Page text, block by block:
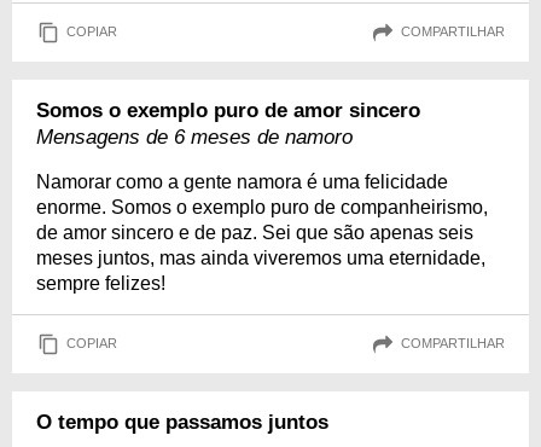
COPIAR COMPARTILHAR
Somos o exemplo puro de amor sincero
Mensagens de 6 meses de namoro
Namorar como a gente namora é uma felicidade
enorme. Somos o exemplo puro de companheirismo,
de amor sincero e de paz. Sei que são apenas seis
meses juntos, mas ainda viveremos uma eternidade,
sempre felizes!
COPIAR COMPARTILHAR
O tempo que passamos juntos